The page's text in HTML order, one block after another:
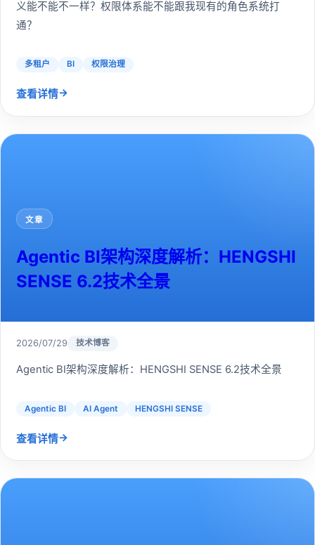
义能不能不一样？权限体系能不能跟我现有的角色系统打
通？
多租户 BI 权限治理
查看详情→
文章
Agentic BI架构深度解析：HENGSHI
SENSE 6.2技术全景
2026/07/29 技术博客
Agentic BI架构深度解析：HENGSHI SENSE 6.2技术全景
Agentic BI AI Agent HENGSHI SENSE
查看详情→